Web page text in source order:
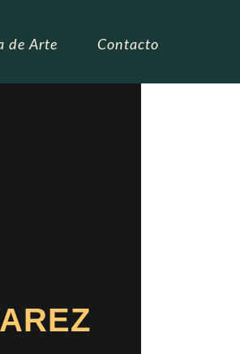
de Arte Contacto